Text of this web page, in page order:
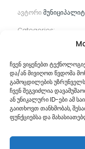
ჩვენ ვიყენებთ
და/ან მივიღოთ წვდომა
გამოცდილების
ჩვენ შეგვიძლია
ან უნიკალური ID-ები ამ
გაითხოვთ თანხმობას,
ფუნქციებსა და
ავტორი
Categories:
კომენტარები ჯერ
ᲒᲐᲜᲐᲒᲠᲫᲔ ᲙᲘᲗᲮᲕᲐ